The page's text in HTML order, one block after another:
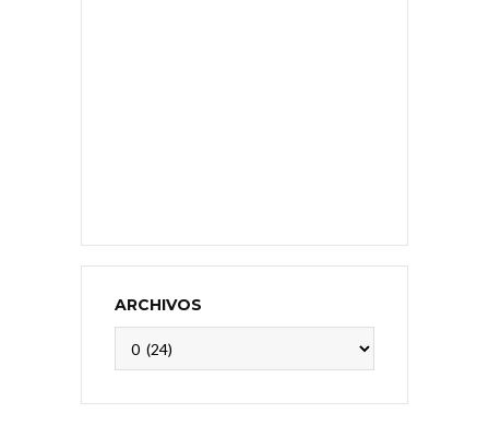
ARCHIVOS